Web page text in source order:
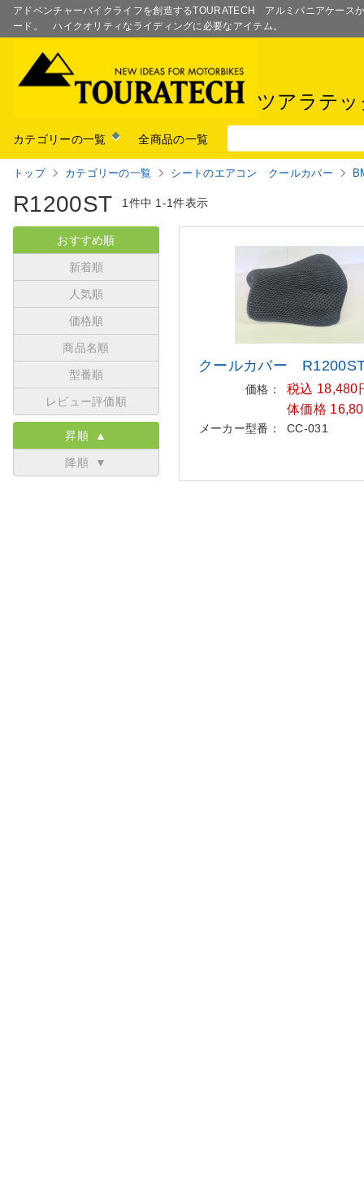
アドベンチャーバイクライフを創造するTOURATECH アルミパニアケース
ード。 ハイクオリティなライディングに必要なアイテム。
ツアラテ
カテゴリーの一覧 全商品の一覧
トップ カテゴリーの一覧 シートのエアコン クールカバー
R1200ST 1件中 1-1件表示
クールカバー
価格：
税込 18,480
体価格
メーカー型番： CC-031
おすすめ順
新着順
人気順
価格順
商品名順
型番順
レビュー評価順
昇順 ▲
降順 ▼